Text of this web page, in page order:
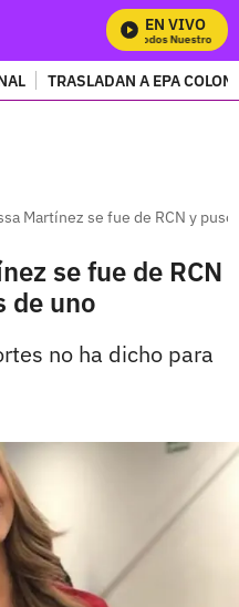
EN VIVO
Mira Todos Nuestros
TRASLADAN A EPA
Martínez se fue de RCN y
se fue de RCN
de uno
no ha dicho para